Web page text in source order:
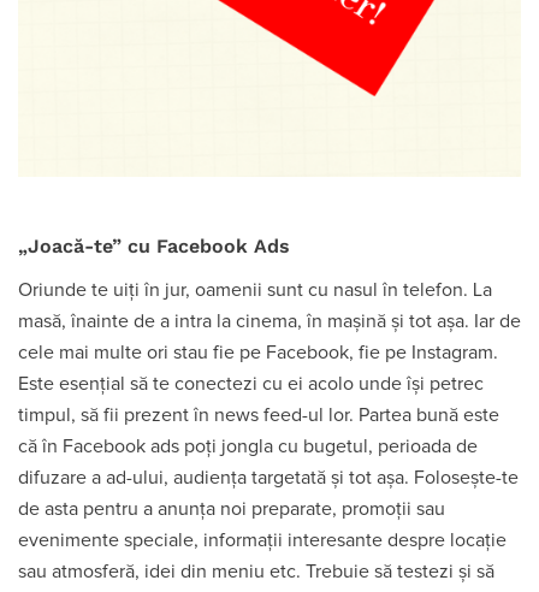
„Joacă-te” cu Facebook Ads
Oriunde te uiți în jur, oamenii sunt cu nasul în telefon. La
masă, înainte de a intra la cinema, în mașină și tot așa. Iar de
cele mai multe ori stau fie pe Facebook, fie pe Instagram.
Este esențial să te conectezi cu ei acolo unde își petrec
timpul, să fii prezent în news feed-ul lor. Partea bună este
că în Facebook ads poți jongla cu bugetul, perioada de
difuzare a ad-ului, audiența targetată și tot așa. Folosește-te
de asta pentru a anunța noi preparate, promoții sau
evenimente speciale, informații interesante despre locație
sau atmosferă, idei din meniu etc. Trebuie să testezi și să